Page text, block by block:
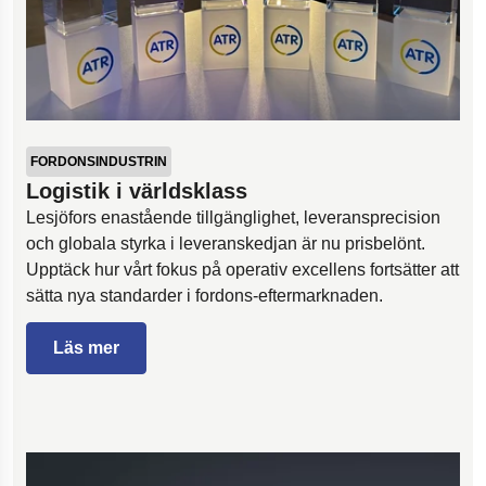
FORDONSINDUSTRIN
Logistik i världsklass
Lesjöfors enastående tillgänglighet, leveransprecision
och globala styrka i leveranskedjan är nu prisbelönt.
Upptäck hur vårt fokus på operativ excellens fortsätter att
sätta nya standarder i fordons-eftermarknaden.
Läs mer